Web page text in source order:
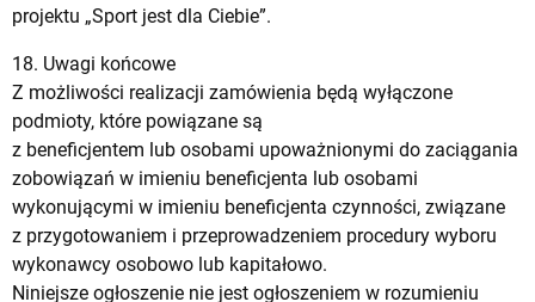
projektu „Sport jest dla Ciebie”.
18. Uwagi końcowe
Z możliwości realizacji zamówienia będą wyłączone
podmioty, które powiązane są
z beneficjentem lub osobami upoważnionymi do zaciągania
zobowiązań w imieniu beneficjenta lub osobami
wykonującymi w imieniu beneficjenta czynności, związane
z przygotowaniem i przeprowadzeniem procedury wyboru
wykonawcy osobowo lub kapitałowo.
Niniejsze ogłoszenie nie jest ogłoszeniem w rozumieniu